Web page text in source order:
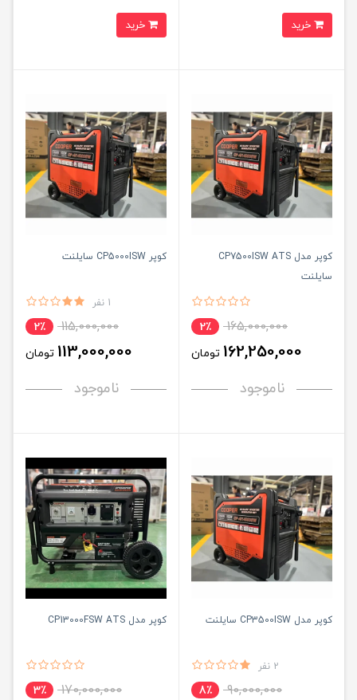
کوپر مدل CP7500ISW ATS
سایلنت
165,000,000 2٪
162,250,000 تومان
ناموجود
کوپر CP5000ISW سایلنت
1 نفر
115,000,000 2٪
113,000,000 تومان
ناموجود
کوپر مدل CP3500ISW سایلنت
2 نفر
90,000,000 8٪
کوپر مدل CP13000FSW ATS
170,000,000 3٪